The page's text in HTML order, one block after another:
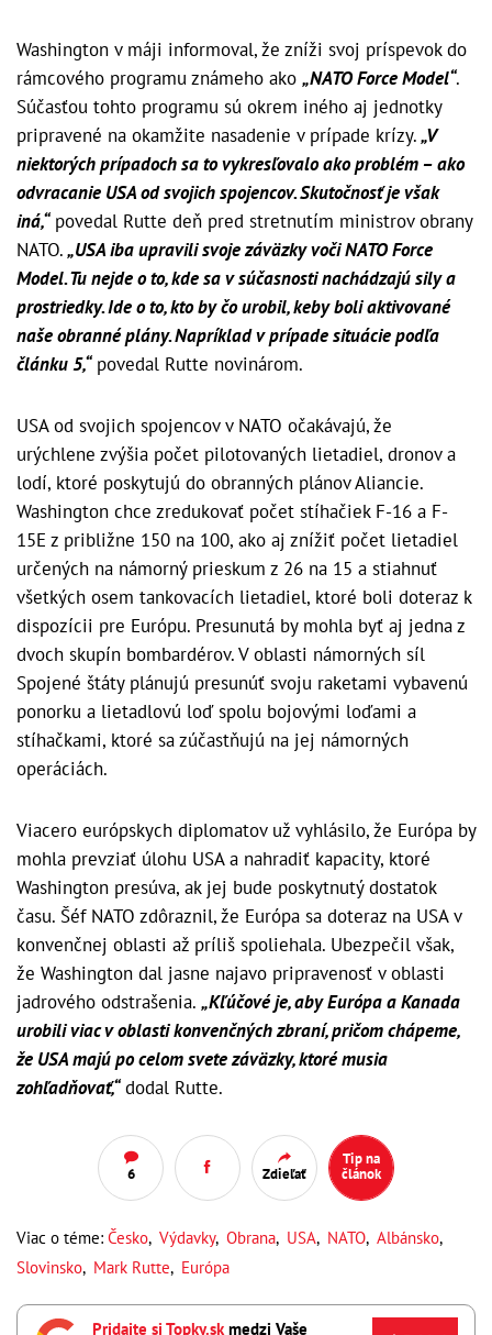
Washington v máji informoval, že zníži svoj príspevok do
rámcového programu známeho ako „NATO Force Model“.
Súčasťou tohto programu sú okrem iného aj jednotky
pripravené na okamžite nasadenie v prípade krízy.„V
niektorých prípadoch sa to vykresľovalo ako problém – ako
odvracanie USA od svojich spojencov. Skutočnosť je však
iná,“povedal Rutte deň pred stretnutím ministrov obrany
NATO.„USA iba upravili svoje záväzky voči NATO Force
Model. Tu nejde o to, kde sa v súčasnosti nachádzajú sily a
prostriedky. Ide o to, kto by čo urobil, keby boli aktivované
naše obranné plány. Napríklad v prípade situácie podľa
článku 5,“povedal Rutte novinárom.
USA od svojich spojencov v NATO očakávajú, že
urýchlene zvýšia počet pilotovaných lietadiel, dronov a
lodí, ktoré poskytujú do obranných plánov Aliancie.
Washington chce zredukovať počet stíhačiek F-16 a F-
15E z približne 150 na 100, ako aj znížiť počet lietadiel
určených na námorný prieskum z 26 na 15 a stiahnuť
všetkých osem tankovacích lietadiel, ktoré boli doteraz k
dispozícii pre Európu. Presunutá by mohla byť aj jedna z
dvoch skupín bombardérov. V oblasti námorných síl
Spojené štáty plánujú presunúť svoju raketami vybavenú
ponorku a lietadlovú loď spolu bojovými loďami a
stíhačkami, ktoré sa zúčastňujú na jej námorných
operáciách.
Viacero európskych diplomatov už vyhlásilo, že Európa by
mohla prevziať úlohu USA a nahradiť kapacity, ktoré
Washington presúva, ak jej bude poskytnutý dostatok
času. Šéf NATO zdôraznil, že Európa sa doteraz na USA v
konvenčnej oblasti až príliš spoliehala. Ubezpečil však,
že Washington dal jasne najavo pripravenosť v oblasti
jadrového odstrašenia. „Kľúčové je, aby Európa a Kanada
urobili viac v oblasti konvenčných zbraní, pričom chápeme,
že USA majú po celom svete záväzky, ktoré musia
zohľadňovať,“dodal Rutte.
6 Zdieľať
Tip na
článok
Viac o téme: Česko, Výdavky, Obrana, USA, NATO, Albánsko,
Slovinsko, Mark Rutte, Európa
Pridajte si Topky.skmedzi Vaše